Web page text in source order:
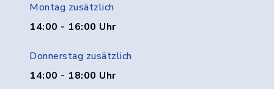
Montag zusätzlich
14:00 - 16:00 Uhr
Donnerstag zusätzlich
14:00 - 18:00 Uhr